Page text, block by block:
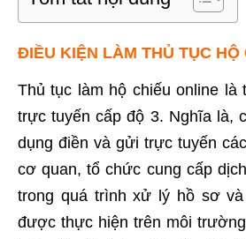
ĐIỀU KIỆN LÀM THỦ TỤC HỘ
Thủ tục làm hộ chiếu online là
trực tuyến cấp độ 3. Nghĩa là,
dụng điền và gửi trực tuyến
cơ quan, tổ chức cung cấp
trong quá trình xử lý hồ sơ
được thực hiện trên môi